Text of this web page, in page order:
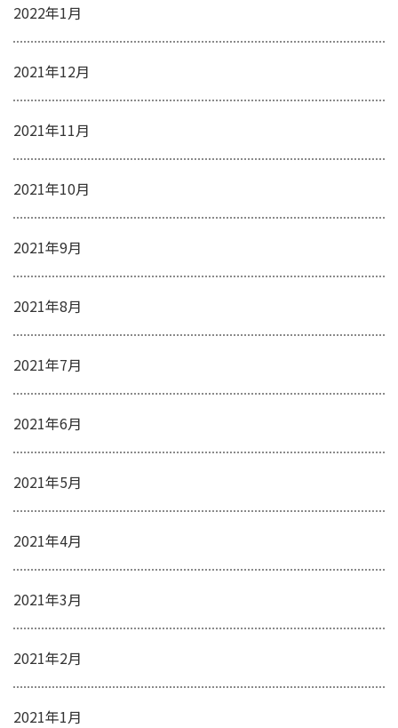
2022年1月
2021年12月
2021年11月
2021年10月
2021年9月
2021年8月
2021年7月
2021年6月
2021年5月
2021年4月
2021年3月
2021年2月
2021年1月